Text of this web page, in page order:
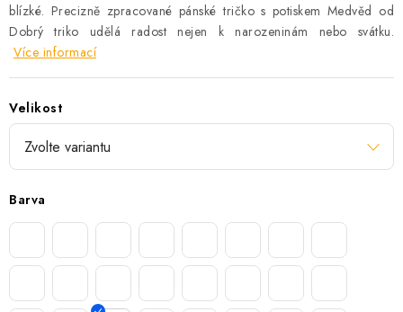
blízké. Precizně zpracované pánské tričko s potiskem Medvěd od
Dobrý triko udělá radost nejen k narozeninám nebo svátku.
Více informací
Velikost
Barva